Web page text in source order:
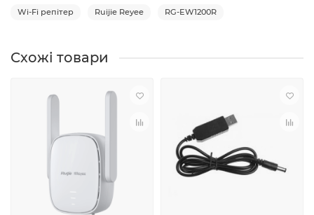
Wi-Fi репітер Ruijie Reyee RG-EW1200R
Схожі товари